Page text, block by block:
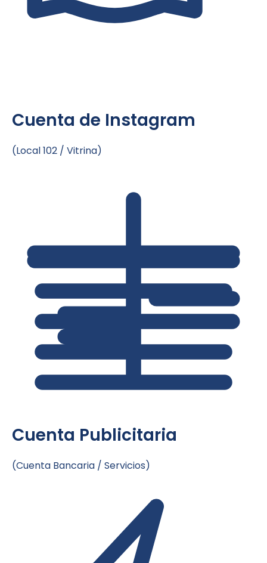
Cuenta de Instagram
(Local 102 / Vitrina)
Cuenta Publicitaria
(Cuenta Bancaria / Servicios)